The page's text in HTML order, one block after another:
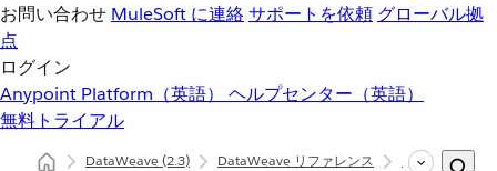
お問い合わせ MuleSoft に連絡サポートを依頼 グローバル拠
点
ログイン
Anypoint Platform（英語） ヘルプセンター（英語）
無料トライアル
DataWeave(2.3) DataWeave リファレンス Mule (Mule)